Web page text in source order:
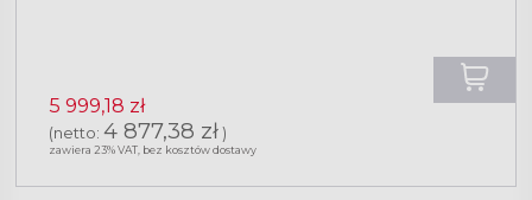
5 999,18 zł
(netto: 4 877,38 zł)
zawiera 23% VAT, bez kosztów dostawy